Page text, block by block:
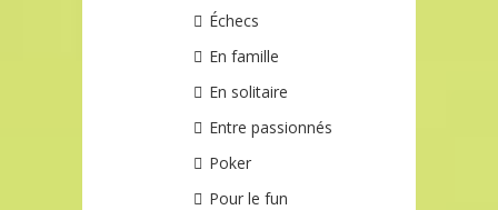
Échecs
En famille
En solitaire
Entre passionnés
Poker
Pour le fun